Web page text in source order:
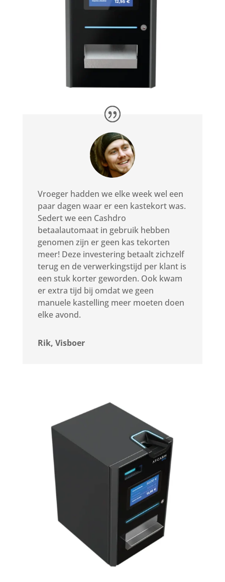
Vroeger hadden we elke week wel een
paar dagen waar er een kastekort was.
Sedert we een Cashdro
betaalautomaat in gebruik hebben
genomen zijn er geen kas tekorten
meer! Deze investering betaalt zichzelf
terug en de verwerkingstijd per klant is
een stuk korter geworden. Ook kwam
er extra tijd bij omdat we geen
manuele kastelling meer moeten doen
elke avond.
Rik, Visboer